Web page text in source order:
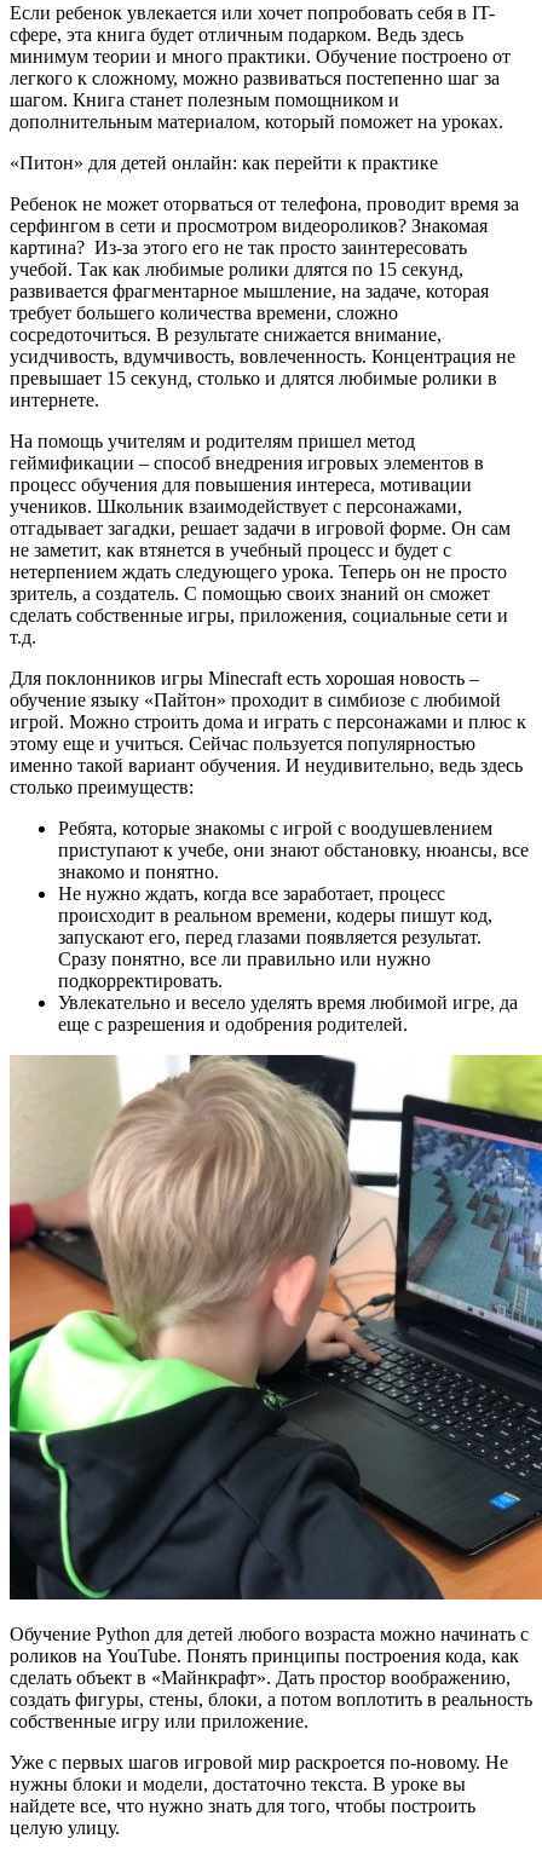
Если ребенок увлекается или хочет попробовать себя в IT-
сфере, эта книга будет отличным подарком. Ведь здесь
минимум теории и много практики. Обучение построено от
легкого к сложному, можно развиваться постепенно шаг за
шагом. Книга станет полезным помощником и
дополнительным материалом, который поможет на уроках.
«Питон» для детей онлайн: как перейти к практике
Ребенок не может оторваться от телефона, проводит время за
серфингом в сети и просмотром видеороликов? Знакомая
картина? Из-за этого его не так просто заинтересовать
учебой. Так как любимые ролики длятся по 15 секунд,
развивается фрагментарное мышление, на задаче, которая
требует большего количества времени, сложно
сосредоточиться. В результате снижается внимание,
усидчивость, вдумчивость, вовлеченность. Концентрация не
превышает 15 секунд, столько и длятся любимые ролики в
интернете.
На помощь учителям и родителям пришел метод
геймификации – способ внедрения игровых элементов в
процесс обучения для повышения интереса, мотивации
учеников. Школьник взаимодействует с персонажами,
отгадывает загадки, решает задачи в игровой форме. Он сам
не заметит, как втянется в учебный процесс и будет с
нетерпением ждать следующего урока. Теперь он не просто
зритель, а создатель. С помощью своих знаний он сможет
сделать собственные игры, приложения, социальные сети и
т.д.
Для поклонников игры Minecraft есть хорошая новость –
обучение языку «Пайтон» проходит в симбиозе с любимой
игрой. Можно строить дома и играть с персонажами и плюс к
этому еще и учиться. Сейчас пользуется популярностью
именно такой вариант обучения. И неудивительно, ведь здесь
столько преимуществ:
Ребята, которые знакомы с игрой с воодушевлением
приступают к учебе, они знают обстановку, нюансы, все
знакомо и понятно.
Не нужно ждать, когда все заработает, процесс
происходит в реальном времени, кодеры пишут код,
запускают его, перед глазами появляется результат.
Сразу понятно, все ли правильно или нужно
подкорректировать.
Увлекательно и весело уделять время любимой игре, да
еще с разрешения и одобрения родителей.
Обучение Python для детей любого возраста можно начинать с
роликов на YouTube. Понять принципы построения кода, как
сделать объект в «Майнкрафт». Дать простор воображению,
создать фигуры, стены, блоки, а потом воплотить в реальность
собственные игру или приложение.
Уже с первых шагов игровой мир раскроется по-новому. Не
нужны блоки и модели, достаточно текста. В уроке вы
найдете все, что нужно знать для того, чтобы построить
целую улицу.